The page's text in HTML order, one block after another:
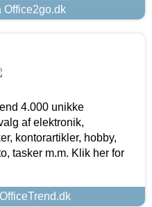
Office2go.dk
4.000 unikke
af elektronik,
kontorartikler, hobby,
tasker m.m. Klik her for